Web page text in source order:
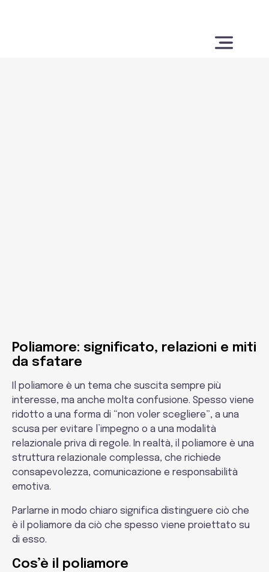
Poliamore: significato, relazioni e miti
da sfatare
Il poliamore è un tema che suscita sempre più
interesse, ma anche molta confusione. Spesso viene
ridotto a una forma di “non voler scegliere”, a una
scusa per evitare l’impegno o a una modalità
relazionale priva di regole. In realtà, il poliamore è una
struttura relazionale complessa, che richiede
consapevolezza, comunicazione e responsabilità
emotiva.
Parlarne in modo chiaro significa distinguere ciò che
è il poliamore da ciò che spesso viene proiettato su
di esso.
Cos’è il poliamore